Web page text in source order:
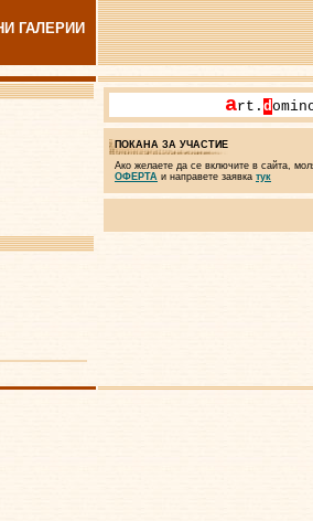
ГАЛЕРИИ
art. d
ПОКАНА ЗА УЧАСТИЕ
Ако желаете да се включите в сайта,
ОФЕРТА и направете заявка тук